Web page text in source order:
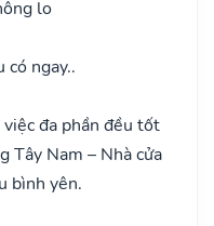
lo
có ngay..
đa phần đều tốt
Tây Nam – Nhà cửa
bình yên.